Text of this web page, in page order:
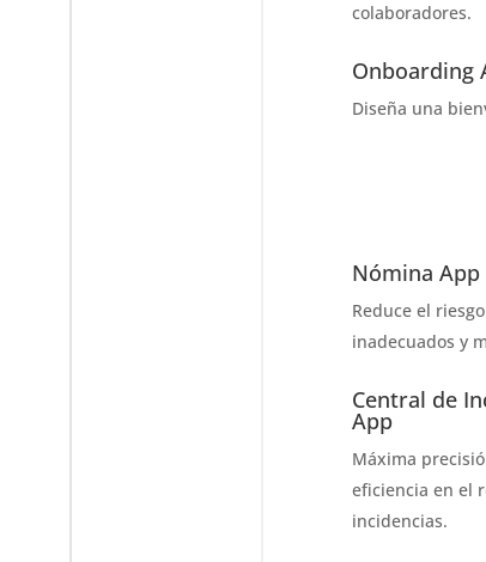
colaboradores.
Onboarding
Diseña una
Nómina App
Reduce el
inadecuados y
Central de
App
Máxima
eficiencia en el
incidencias.